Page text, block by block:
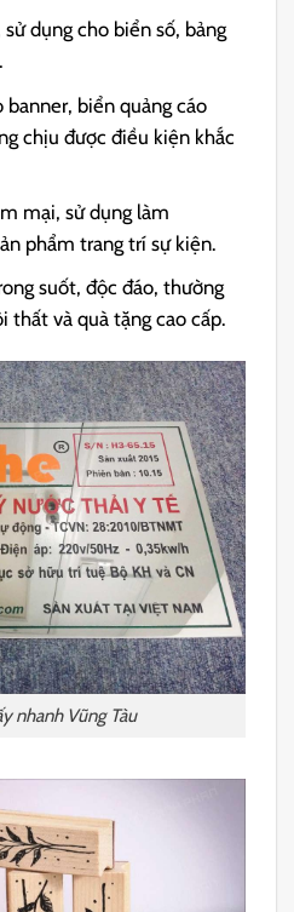
dụng cho biển số, bảng
biển quảng cáo
chịu được điều kiện khắc
mại, sử dụng làm
phẩm trang trí sự kiện.
suốt, độc đáo, thường
thất và quà tặng cao cấp.
nhanh Vũng Tàu